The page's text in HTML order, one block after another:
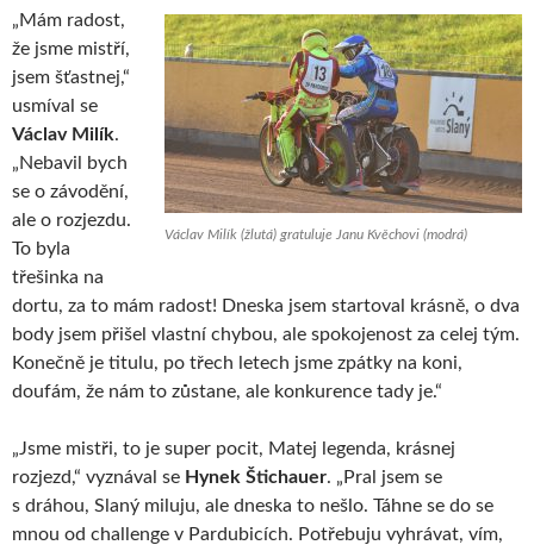
Václav Milík (žlutá) gratuluje Janu Kvěchovi (modrá)
„Mám radost,
že jsme mistří,
jsem šťastnej,“
usmíval se
Václav Milík.
„Nebavil bych
se o závodění,
ale o rozjezdu.
To byla
třešinka na
dortu, za to mám radost! Dneska jsem startoval krásně, o dva
body jsem přišel vlastní chybou, ale spokojenost za celej tým.
Konečně je titulu, po třech letech jsme zpátky na koni,
doufám, že nám to zůstane, ale konkurence tady je.“
„Jsme mistři, to je super pocit, Matej legenda, krásnej
rozjezd,“ vyznával se Hynek Štichauer. „Pral jsem se
s dráhou, Slaný miluju, ale dneska to nešlo. Táhne se do se
mnou od challenge v Pardubicích. Potřebuju vyhrávat, vím,